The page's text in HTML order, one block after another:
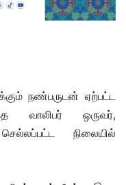
நண்பருடன் ஏற்பட்ட
வாலிபர் ஒருவர்,
நிலையில்